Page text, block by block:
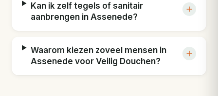
Kan ik zelf tegels of sanitair
aanbrengen in Assenede?
Waarom kiezen zoveel mensen in
Assenede voor Veilig Douchen?